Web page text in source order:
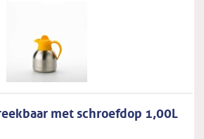
met schroefdop 1,00L